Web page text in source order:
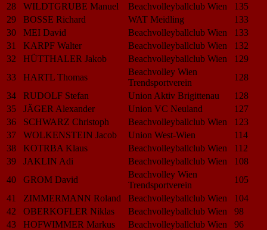
28
WILDTGRUBE Manuel Beachvolleyballclub Wien
135
29
BOSSE Richard WAT Meidling
133
30
MEI David Beachvolleyballclub Wien
133
31
KARPF Walter Beachvolleyballclub Wien
132
32
HÜTTHALER Jakob Beachvolleyballclub Wien
129
33
HARTL Thomas
Beachvolley Wien
Trendsportverein
128
34
RUDOLF Stefan Union Aktiv Brigittenau
128
35
JÄGER Alexander Union VC Neuland
127
36
SCHWARZ Christoph Beachvolleyballclub Wien
123
37
WOLKENSTEIN Jacob Union West-Wien
114
38
KOTRBA Klaus Beachvolleyballclub Wien
112
39
JAKLIN Adi Beachvolleyballclub Wien
108
40
GROM David
Beachvolley Wien
Trendsportverein
105
41
ZIMMERMANN Roland Beachvolleyballclub Wien
104
42
OBERKOFLER Niklas Beachvolleyballclub Wien
98
43
HOFWIMMER Markus Beachvolleyballclub Wien
96